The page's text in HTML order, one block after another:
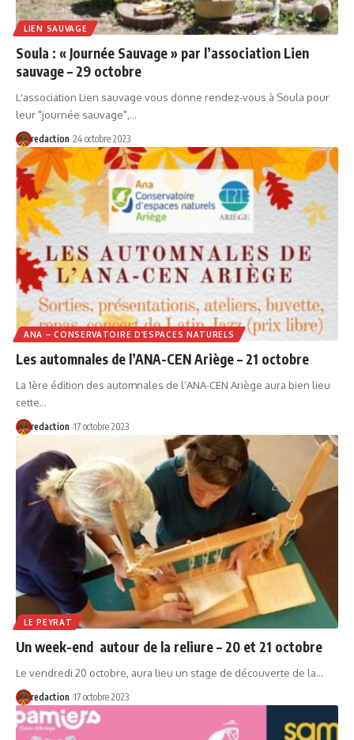
LIEN SAUVAGE
Soula : « Journée Sauvage » par l’association Lien
sauvage – 29 octobre
L'association Lien sauvage vous donne rendez-vous à Soula pour
leur "journée sauvage",…
redaction 24 octobre 2023
ANA – CONSERVATOIRE D’ESPACES NATURELS
Les automnales de l’ANA-CEN Ariège – 21 octobre
La 1ère édition des automnales de l’ANA-CEN Ariège aura bien lieu
cette…
redaction 17 octobre 2023
LE PEYRAT
Un week-end autour de la reliure – 20 et 21 octobre
Le vendredi 20 octobre, aura lieu un stage de découverte de la…
redaction 17 octobre 2023